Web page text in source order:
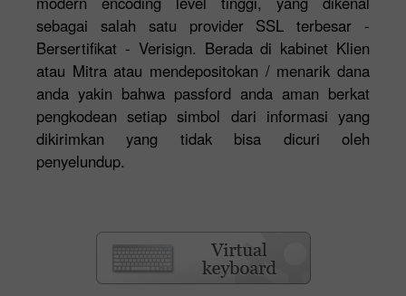
sebagai salah satu provider SSL terbesar -
Bersertifikat - Verisign. Berada di kabinet Klien
atau Mitra atau mendepositokan / menarik dana
anda yakin bahwa passford anda aman berkat
pengkodean setiap simbol dari informasi yang
dikirimkan yang tidak bisa dicuri oleh
penyelundup.